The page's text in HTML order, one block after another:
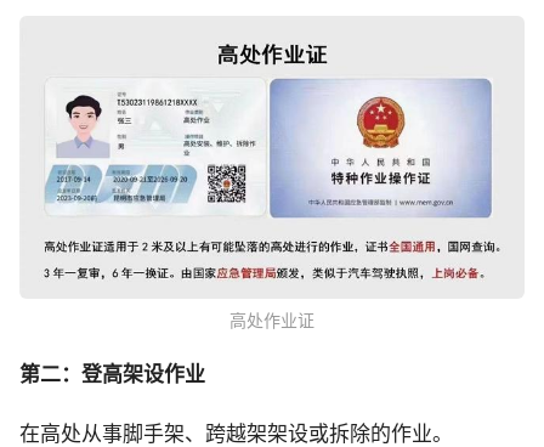
高处作业证
第二：登高架设作业
在高处从事脚手架、跨越架架设或拆除的作业。